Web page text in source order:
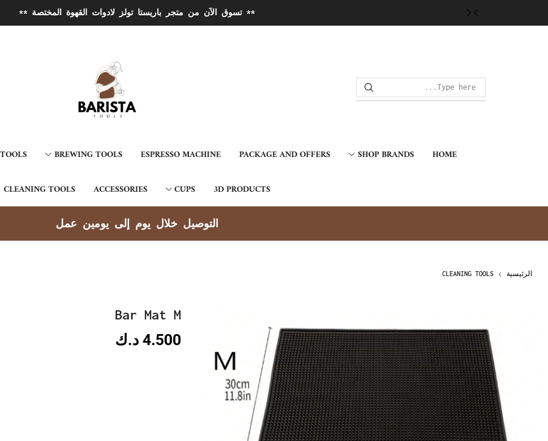
** تسوق الآن من متجر باريستا تولز لادوات القهوة المختصة **
HOME
SHOP BRANDS
PACKAGE AND OFFERS
ESPRESSO MACHINE
BREWING TOOLS
3D PRODUCTS
CUPS
ACCESSORIES
CLEANING TOOLS
توصيل جميع مناطق الكويت
الرئيسية CLEANING TOOLS
Bar Mat M
4.500 د.ك